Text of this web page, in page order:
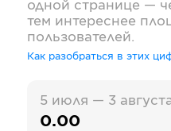
одной странице —
тем интереснее
пользователей.
Как разобраться в этих
5 июля — 3
0.00